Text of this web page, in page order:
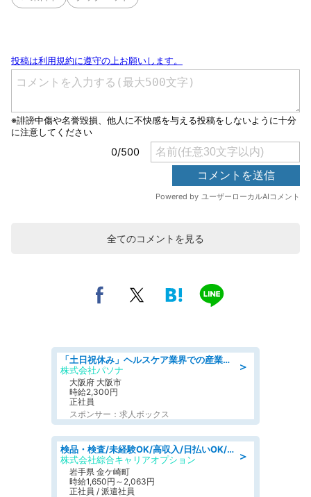
全てのコメントを見る
＞
「土日祝休み」ヘルスケア業界での産業保健師業務/看護師/高時給/要資格:正看護師
株式会社パソナ
大阪府 大阪市
時給2,300円
正社員
スポンサー：求人ボックス
＞
検品・検査/未経験OK/高収入/日払いOK/交替制/20・30・40代活躍中
株式会社綜合キャリアオプション
岩手県 金ケ崎町
時給1,650円～2,063円
正社員 / 派遣社員